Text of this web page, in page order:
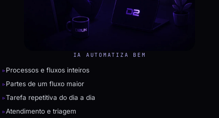
IA AUTOMATIZA BEM
▹Processos e fluxos inteiros
▹Partes de um fluxo maior
▹Tarefa repetitiva do dia a dia
▹Atendimento e triagem